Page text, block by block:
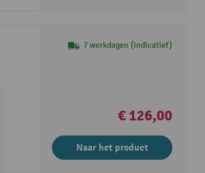
7 werkdagen (indicatief)
€ 126,00
Naar het product